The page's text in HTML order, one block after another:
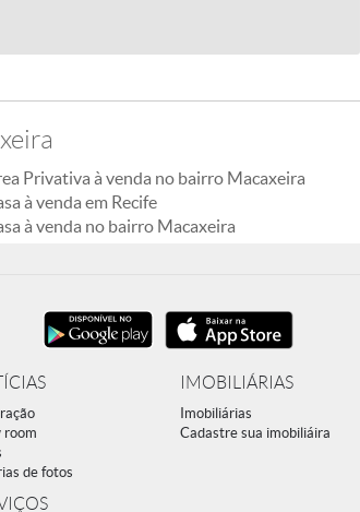
Privativa à venda no bairro Macaxeira
à venda em Recife
à venda no bairro Macaxeira
room
de fotos
IMOBILIÁRIAS
Imobiliárias
Cadastre sua imobiliáira